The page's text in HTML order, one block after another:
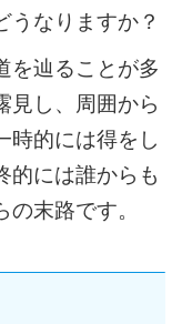
うなりますか？
を辿ることが多
見し、周囲から
時的には得をし
的には誰からも
末路です。